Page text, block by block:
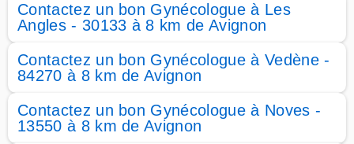
Contactez un bon Gynécologue à Les
Angles - 30133 à 8 km de Avignon
Contactez un bon Gynécologue à Vedène -
84270 à 8 km de Avignon
Contactez un bon Gynécologue à Noves -
13550 à 8 km de Avignon